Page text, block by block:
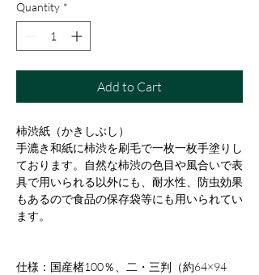
Quantity *
Add to Cart
柿渋紙（かきしぶし）
手漉き和紙に柿渋を刷毛で一枚一枚手塗りし
ております。自然な柿渋の色目や風合いで表
具で用いられる以外にも、耐水性、防虫効果
もあるので食品の保存袋等にも用いられてい
ます。
仕様：国産楮100％、二・三判（約64×94